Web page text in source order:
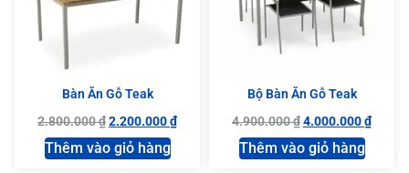
Bàn Ăn Gỗ Teak
2.800.000₫2.200.000₫
Thêm vào giỏ hàng
Bộ Bàn Ăn Gỗ Teak
4.900.000₫4.000.000₫
Thêm vào giỏ hàng